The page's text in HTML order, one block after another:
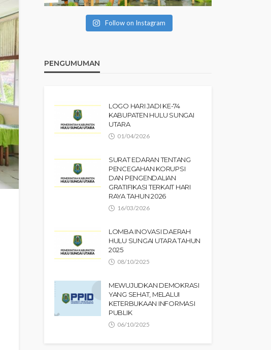
Follow on Instagram
PENGUMUMAN
LOGO HARI JADI KE-74
KABUPATEN HULU SUNGAI
UTARA
01/04/2026
SURAT EDARAN TENTANG
PENCEGAHAN KORUPSI
DAN PENGENDALIAN
GRATIFIKASI TERKAIT HARI
RAYA TAHUN 2026
16/03/2026
LOMBA INOVASI DAERAH
HULU SUNGAI UTARA TAHUN
2025
08/10/2025
MEWUJUDKAN DEMOKRASI
YANG SEHAT, MELALUI
KETERBUKAAN INFORMASI
PUBLIK
06/10/2025